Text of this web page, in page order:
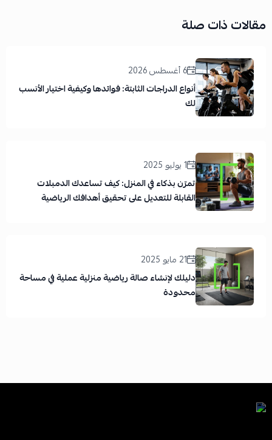
مقالات ذات صلة
6 أغسطس 2026
أنواع الدراجات الثابتة: فوائدها وكيفية اختيار الأنسب
لك
1 يوليو 2025
تمرّن بذكاء في المنزل: كيف تساعدك الدمبلات
القابلة للتعديل على تحقيق أهدافك الرياضية
21 مايو 2025
دليلك لإنشاء صالة رياضية منزلية عملية في مساحة
محدودة